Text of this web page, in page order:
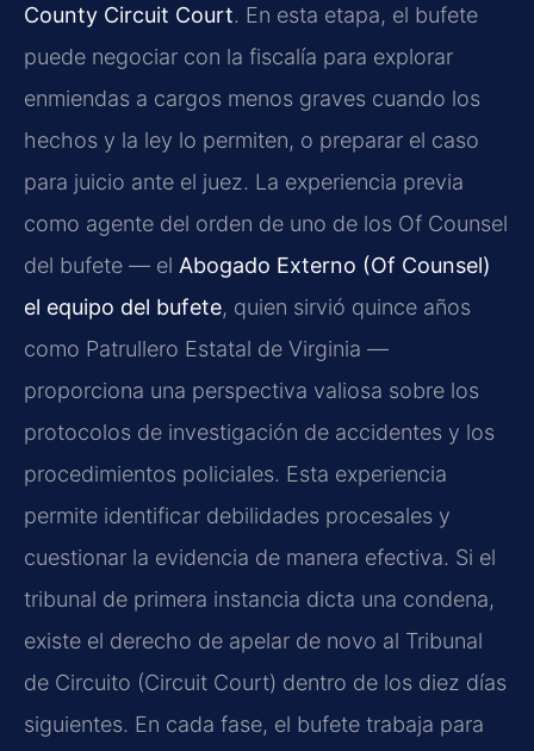
County Circuit Court. En esta etapa, el bufete
puede negociar con la fiscalía para explorar
enmiendas a cargos menos graves cuando los
hechos y la ley lo permiten, o preparar el caso
para juicio ante el juez. La experiencia previa
como agente del orden de uno de los Of Counsel
del bufete — el Abogado Externo (Of Counsel)
el equipo del bufete, quien sirvió quince años
como Patrullero Estatal de Virginia —
proporciona una perspectiva valiosa sobre los
protocolos de investigación de accidentes y los
procedimientos policiales. Esta experiencia
permite identificar debilidades procesales y
cuestionar la evidencia de manera efectiva. Si el
tribunal de primera instancia dicta una condena,
existe el derecho de apelar de novo al Tribunal
de Circuito (Circuit Court) dentro de los diez días
siguientes. En cada fase, el bufete trabaja para